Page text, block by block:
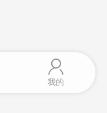
我的